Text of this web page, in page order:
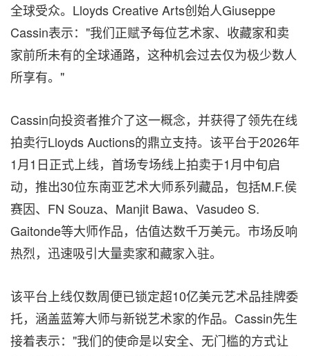
全球受众。Lloyds Creative Arts创始人Giuseppe
Cassin表示："我们正赋予每位艺术家、收藏家和卖
家前所未有的全球通路，这种机会过去仅为极少数人
所享有。"
Cassin向投资者推介了这一概念，并获得了领先在线
拍卖行Lloyds Auctions的鼎立支持。该平台于2026年
1月1日正式上线，首场专场线上拍卖于1月中旬启
动，推出30位东南亚艺术大师系列藏品，包括M.F.侯
赛因、FN Souza、Manjit Bawa、Vasudeo S.
Gaitonde等大师作品，估值达数千万美元。市场反响
热烈，迅速吸引大量卖家和藏家入驻。
该平台上线仅数周便已锁定超10亿美元艺术品挂牌委
托，涵盖蓝筹大师与新锐艺术家的作品。Cassin先生
接着表示："我们的使命是以安全、无门槛的方式让